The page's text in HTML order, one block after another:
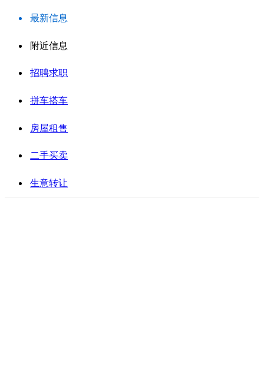
最新信息
附近信息
招聘求职
拼车搭车
房屋租售
二手买卖
生意转让